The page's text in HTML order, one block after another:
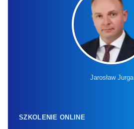
Jarosław Jurga
SZKOLENIE ONLINE